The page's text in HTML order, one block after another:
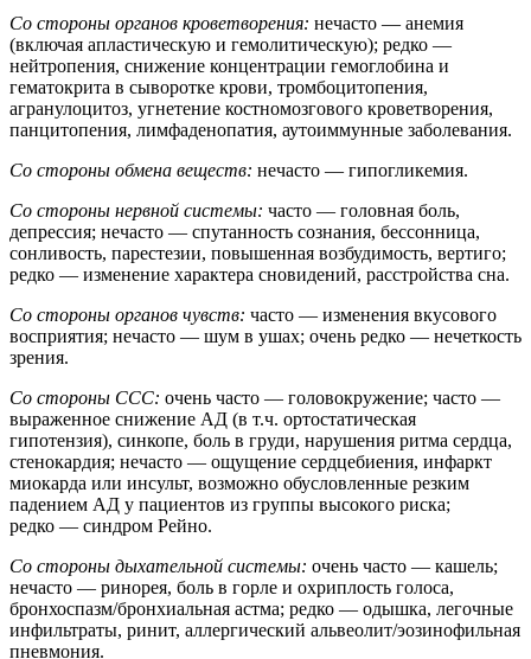
Со стороны органов кроветворения: нечасто — анемия
(включая апластическую и гемолитическую); редко —
нейтропения, снижение концентрации гемоглобина и
гематокрита в сыворотке крови, тромбоцитопения,
агранулоцитоз, угнетение костномозгового кроветворения,
панцитопения, лимфаденопатия, аутоиммунные заболевания.
Со стороны обмена веществ: нечасто — гипогликемия.
Со стороны нервной системы: часто — головная боль,
депрессия; нечасто — спутанность сознания, бессонница,
сонливость, парестезии, повышенная возбудимость, вертиго;
редко — изменение характера сновидений, расстройства сна.
Со стороны органов чувств: часто — изменения вкусового
восприятия; нечасто — шум в ушах; очень редко — нечеткость
зрения.
Со стороны ССС: очень часто — головокружение; часто —
выраженное снижение АД (в т.ч. ортостатическая
гипотензия), синкопе, боль в груди, нарушения ритма сердца,
стенокардия; нечасто — ощущение сердцебиения, инфаркт
миокарда или инсульт, возможно обусловленные резким
падением АД у пациентов из группы высокого риска;
редко — синдром Рейно.
Со стороны дыхательной системы: очень часто — кашель;
нечасто — ринорея, боль в горле и охриплость голоса,
бронхоспазм/бронхиальная астма; редко — одышка, легочные
инфильтраты, ринит, аллергический альвеолит/эозинофильная
пневмония.